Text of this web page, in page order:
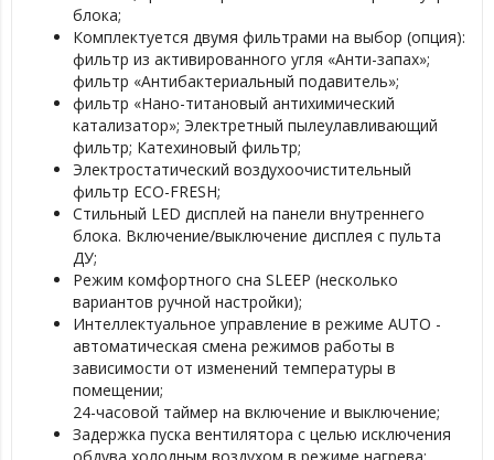
блока;
Комплектуется двумя фильтрами на выбор (опция):
фильтр из активированного угля «Анти-запах»;
фильтр «Антибактериальный подавитель»;
фильтр «Нано-титановый антихимический
катализатор»; Электретный пылеулавливающий
фильтр; Катехиновый фильтр;
Электростатический воздухоочистительный
фильтр ЕСО-FRESH;
Стильный LED дисплей на панели внутреннего
блока. Включение/выключение дисплея с пульта
ДУ;
Режим комфортного сна SLЕЕР (несколько
вариантов ручной настройки);
Интеллектуальное управление в режиме AUTO -
автоматическая смена режимов работы в
зависимости от изменений температуры в
помещении;
24-часовой таймер на включение и выключение;
Задержка пуска вентилятора с целью исключения